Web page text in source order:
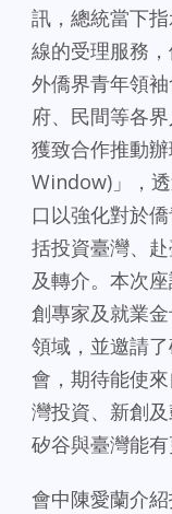
訊，總統當下
線的受理服務
外僑界青年領
府、民間等各
獲致合作推動
Window)」，
口以強化對於
括投資臺灣、
及轉介。本次
創專家及就業
領域，並邀請
會，期待能使
灣投資、新創
矽谷與臺灣能有
會中陳愛蘭介